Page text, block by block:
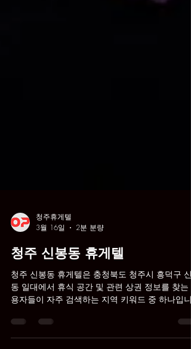
3월 16일
2분 분량
청주 신봉동 휴게텔
청주 신봉동 휴게텔은 충청북도 청주시 흥덕구 신
용자들이 자주 검색하는 지역 키워드 중 하나입니
다. 이 글은 블로그 형식으로 신봉동 휴게텔의 개념